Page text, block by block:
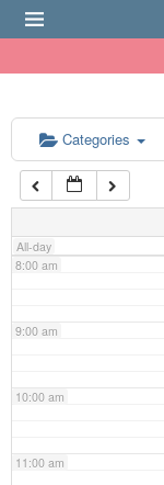
Categories
All-day
6:00 am
7:00 am
8:00 am
9:00 am
10:00 am
11:00 am